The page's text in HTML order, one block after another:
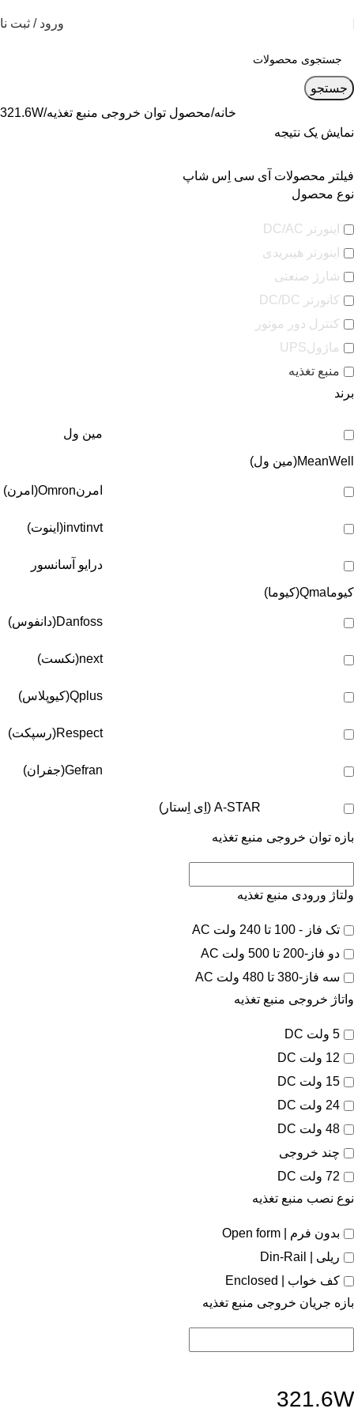
ورود / ثبت
جستجو
خانه محصول توان خروجی منبع تغذیه 321.6W
نمایش یک نتیجه
فیلتر محصولات آی سی اِس شاپ
نوع محصول
اینورتر DC/AC
اینورتر هیبریدی
شارژ صنعتی
کانورتر DC/DC
کنترل دور موتور
ماژولUPS
منبع تغذیه
برند
مین ول
MeanWell(مین ول)
امرنOmron(امرن)
invtinvt(اینوت)
درایو آسانسور
کیوماQma(کیوما)
Danfoss(دانفوس)
next(نکست)
Qplus(کیوپلاس)
Respect(رسپکت)
Gefran(جفران)
A-STAR (اِی اِستار)
بازه توان خروجی منبع تغذیه
ولتاژ ورودی منبع تغذیه
تک فاز - 100 تا 240 ولت AC
دو فاز-200 تا 500 ولت AC
سه فاز-380 تا 480 ولت AC
واتاژ خروجی منبع تغذیه
5 ولت DC
12 ولت DC
15 ولت DC
24 ولت DC
48 ولت DC
چند خروجی
72 ولت DC
نوع نصب منبع تغذیه
بدون فرم | Open form
ریلی | Din-Rail
کف خواب | Enclosed
بازه جریان خروجی منبع تغذیه
321.6W